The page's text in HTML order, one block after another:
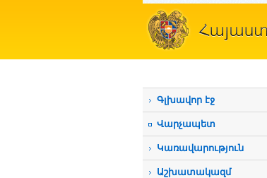
Գլխավոր էջ
Վարչապետ
Կառավարություն
Աշխատակազմ